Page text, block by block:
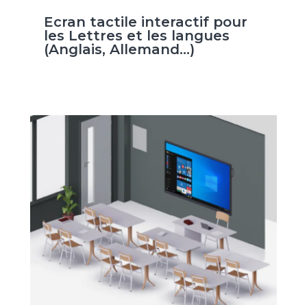
Ecran tactile interactif pour
les Lettres et les langues
(Anglais, Allemand…)